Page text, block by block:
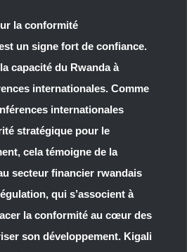
la conformité
un signe fort de confiance.
capacité du Rwanda à
internationales. Comme
internationales
stratégique pour le
cela témoigne de la
secteur financier rwandais
qui s’associent à
la conformité au cœur des
son développement. Kigali